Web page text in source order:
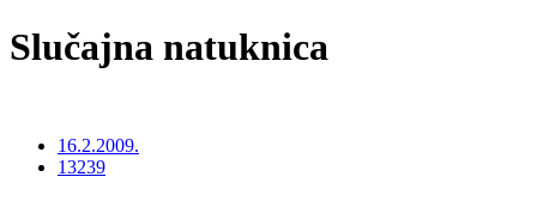
Slučajna natuknica
16.2.2009.
13239